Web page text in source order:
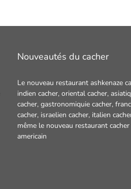
Nouveautés du cacher
Le nouveau restaurant ashkenaze
indien cacher, oriental cacher,
cacher, gastronomiquie cacher,
cacher, israelien cacher, italien
même le nouveau restaurant cacher
americain